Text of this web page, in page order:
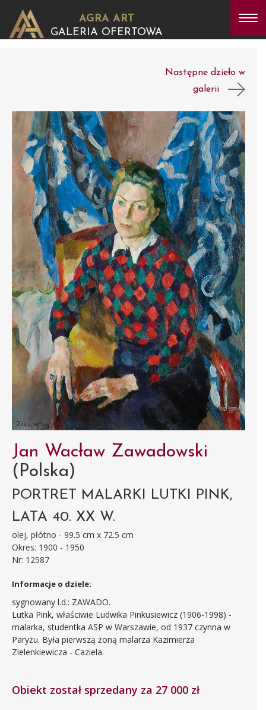
AGRA ART
GALERIA OFERTOWA
Następne dzieło w
galerii
Jan Wacław Zawadowski
(Polska)
PORTRET MALARKI LUTKI PINK,
LATA 40. XX W.
olej, płótno - 99.5 cm x 72.5 cm
Okres: 1900 - 1950
Nr: 12587
Informacje o dziele:
sygnowany l.d.: ZAWADO.
Lutka Pink, właściwie Ludwika Pinkusiewicz (1906-1998) -
malarka, studentka ASP w Warszawie, od 1937 czynna w
Paryżu. Była pierwszą żoną malarza Kazimierza
Zielenkiewicza - Caziela.
Obiekt został sprzedany za 27 000 zł